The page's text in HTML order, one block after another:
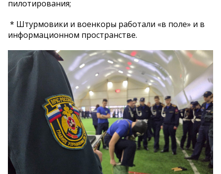
пилотирования;
* Штурмовики и военкоры работали «в поле» и в
информационном пространстве.